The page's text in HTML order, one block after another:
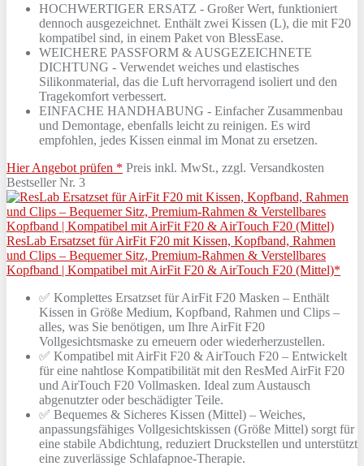
HOCHWERTIGER ERSATZ - Großer Wert, funktioniert
dennoch ausgezeichnet. Enthält zwei Kissen (L), die mit F20
kompatibel sind, in einem Paket von BlessEase.
WEICHERE PASSFORM & AUSGEZEICHNETE
DICHTUNG - Verwendet weiches und elastisches
Silikonmaterial, das die Luft hervorragend isoliert und den
Tragekomfort verbessert.
EINFACHE HANDHABUNG - Einfacher Zusammenbau
und Demontage, ebenfalls leicht zu reinigen. Es wird
empfohlen, jedes Kissen einmal im Monat zu ersetzen.
Hier Angebot prüfen * Preis inkl. MwSt., zzgl. Versandkosten
Bestseller Nr. 3
ResLab Ersatzset für AirFit F20 mit Kissen, Kopfband, Rahmen
und Clips – Bequemer Sitz, Premium-Rahmen & Verstellbares
Kopfband | Kompatibel mit AirFit F20 & AirTouch F20 (Mittel)*
✅ Komplettes Ersatzset für AirFit F20 Masken – Enthält
Kissen in Größe Medium, Kopfband, Rahmen und Clips –
alles, was Sie benötigen, um Ihre AirFit F20
Vollgesichtsmaske zu erneuern oder wiederherzustellen.
✅ Kompatibel mit AirFit F20 & AirTouch F20 – Entwickelt
für eine nahtlose Kompatibilität mit den ResMed AirFit F20
und AirTouch F20 Vollmasken. Ideal zum Austausch
abgenutzter oder beschädigter Teile.
✅ Bequemes & Sicheres Kissen (Mittel) – Weiches,
anpassungsfähiges Vollgesichtskissen (Größe Mittel) sorgt für
eine stabile Abdichtung, reduziert Druckstellen und unterstützt
eine zuverlässige Schlafapnoe-Therapie.